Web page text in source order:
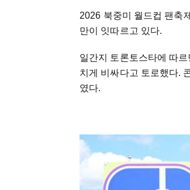
2026 북중미 월드컵 팬축
만이 잇따르고 있다.
일간지 토론토스타에 따
치게 비싸다고 토로했다.
였다.